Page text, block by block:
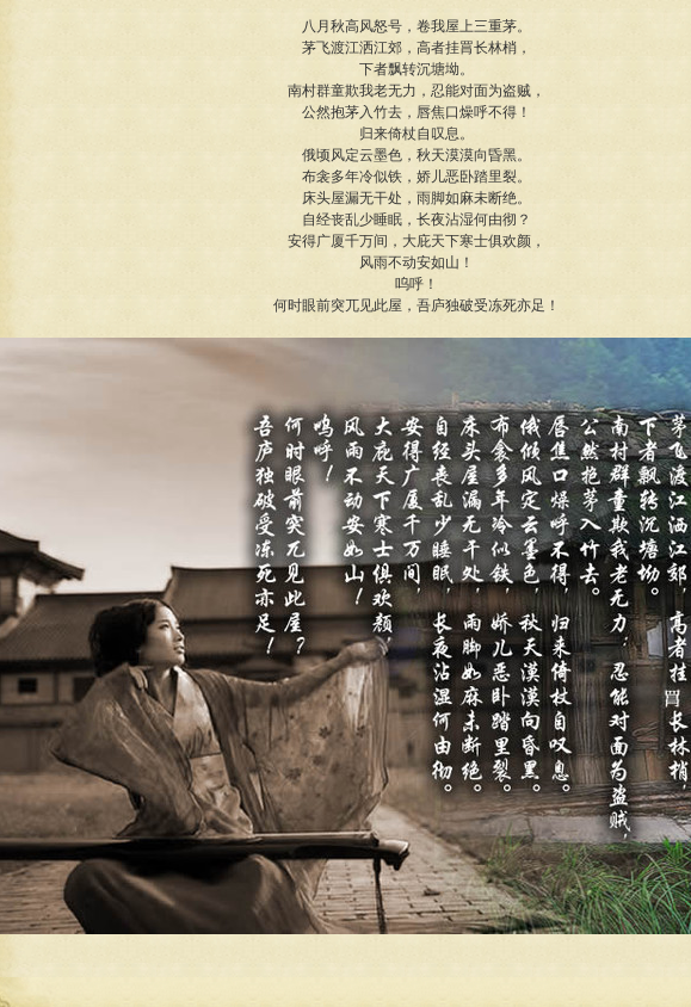
八月秋高风怒号，卷我屋上三重茅。
茅飞渡江洒江郊，高者挂罥长林梢，
下者飘转沉塘坳。
南村群童欺我老无力，忍能对面为盗贼，
公然抱茅入竹去，唇焦口燥呼不得！
归来倚杖自叹息。
俄顷风定云墨色，秋天漠漠向昏黑。
布衾多年冷似铁，娇儿恶卧踏里裂。
床头屋漏无干处，雨脚如麻未断绝。
自经丧乱少睡眠，长夜沾湿何由彻？
安得广厦千万间，大庇天下寒士俱欢颜，
风雨不动安如山！
呜呼！
何时眼前突兀见此屋，吾庐独破受冻死亦足！